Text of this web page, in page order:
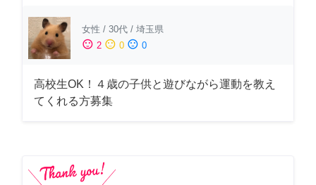
女性 / 30代 / 埼玉県
sentiment_satisfied 2 sentiment_neutral 0 sentiment_dissatisfied 0
高校生OK！４歳の子供と遊びながら運動を教え
てくれる方募集